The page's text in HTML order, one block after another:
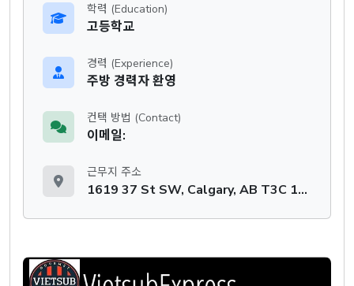
학력 (Education)
고등학교
경력 (Experience)
주방 경력자 환영
컨택 방법 (Contact)
이메일:
근무지 주소
1619 37 St SW, Calgary, AB T3C 1S7